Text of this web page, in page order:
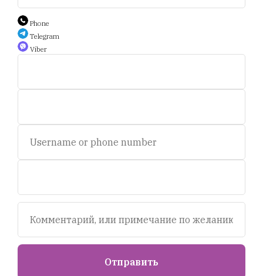
Phone
Telegram
Viber
Отправить
Made on Tilda